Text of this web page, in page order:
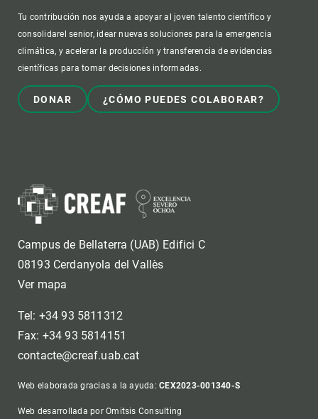
Tu contribución nos ayuda a apoyar al joven talento científico y
consolidarel senior, idear nuevas soluciones para la emergencia
climática, y acelerar la producción y transferencia de evidencias
científicas para tomar decisiones informadas.
DONAR ¿CÓMO PUEDES COLABORAR?
Campus de Bellaterra (UAB) Edifici C
08193 Cerdanyola del Vallès
Ver mapa
Tel: +34 93 5811312
Fax: +34 93 5814151
contacte@creaf.uab.cat
Web elaborada gracias a la ayuda:CEX2023-001340-S
Web desarrollada por Omitsis Consulting